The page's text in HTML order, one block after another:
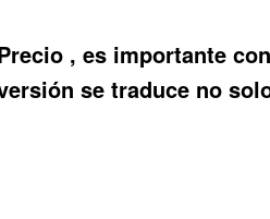
, es importante
se traduce no